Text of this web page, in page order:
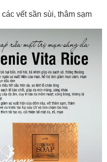
vết sần sùi, thâm sạm